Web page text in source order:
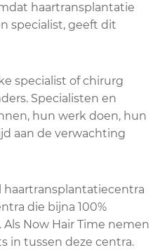
haartransplantatie
specialist, geeft dit
specialist of chirurg
Specialisten en
hun werk doen, hun
aan de verwachting
haartransplantatiecentra
die bijna 100%
Now Hair Time nemen
in tussen deze centra.